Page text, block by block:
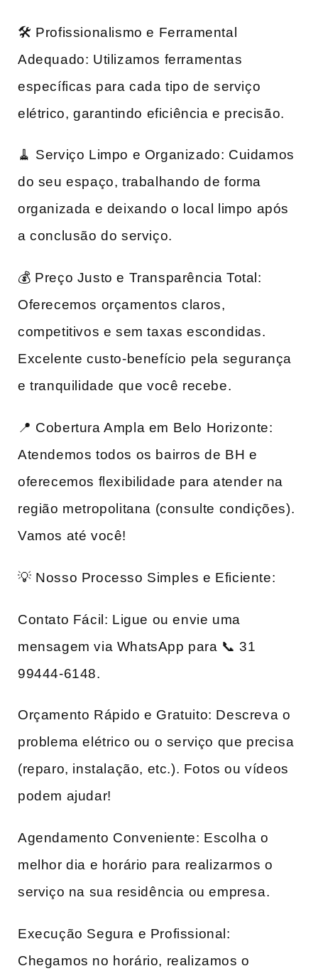
🛠️ Profissionalismo e Ferramental
Adequado: Utilizamos ferramentas
específicas para cada tipo de serviço
elétrico, garantindo eficiência e precisão.
🧹 Serviço Limpo e Organizado: Cuidamos
do seu espaço, trabalhando de forma
organizada e deixando o local limpo após
a conclusão do serviço.
💰 Preço Justo e Transparência Total:
Oferecemos orçamentos claros,
competitivos e sem taxas escondidas.
Excelente custo-benefício pela segurança
e tranquilidade que você recebe.
📍 Cobertura Ampla em Belo Horizonte:
Atendemos todos os bairros de BH e
oferecemos flexibilidade para atender na
região metropolitana (consulte condições).
Vamos até você!
💡 Nosso Processo Simples e Eficiente:
Contato Fácil: Ligue ou envie uma
mensagem via WhatsApp para 📞 31
99444-6148.
Orçamento Rápido e Gratuito: Descreva o
problema elétrico ou o serviço que precisa
(reparo, instalação, etc.). Fotos ou vídeos
podem ajudar!
Agendamento Conveniente: Escolha o
melhor dia e horário para realizarmos o
serviço na sua residência ou empresa.
Execução Segura e Profissional:
Chegamos no horário, realizamos o